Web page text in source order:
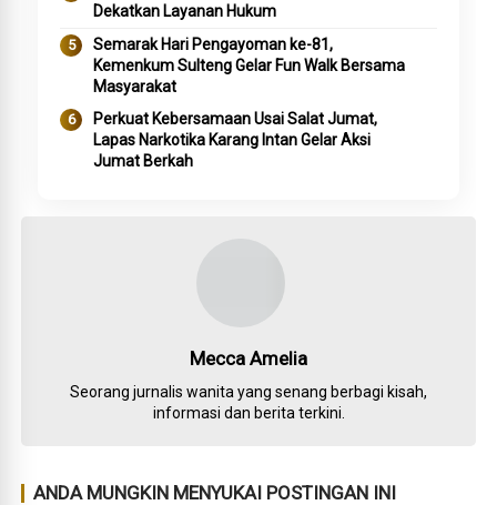
Dekatkan Layanan Hukum
Semarak Hari Pengayoman ke-81,
Kemenkum Sulteng Gelar Fun Walk Bersama
Masyarakat
Perkuat Kebersamaan Usai Salat Jumat,
Lapas Narkotika Karang Intan Gelar Aksi
Jumat Berkah
Mecca Amelia
Seorang jurnalis wanita yang senang berbagi kisah,
informasi dan berita terkini.
ANDA MUNGKIN MENYUKAI POSTINGAN INI